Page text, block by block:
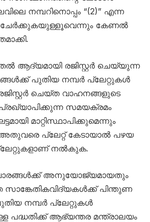
നമ്പറിനൊപ്പം “(2)” എന്ന
ചേർക്കുകയുള്ളൂവെന്നും കേണൽ
ആദ്യമായി രജിസ്റ്റർ ചെയ്യുന്ന
പുതിയ നമ്പർ പ്ലേറ്റുകൾ
ചെയ്ത വാഹനങ്ങളുടെ
പ്രഖ്യാപിക്കുന്ന സമയക്രമം
മാറ്റിസ്ഥാപിക്കുമെന്നും
പ്ലേറ്റ് കേടായാൽ പഴയ
നൽകുക.
അനുയോജ്യമായതും
പിന്തുണ
നമ്പർ പ്ലേറ്റുകൾ
പദ്ധതിക്ക് ആഭ്യന്തര മന്ത്രാലയം